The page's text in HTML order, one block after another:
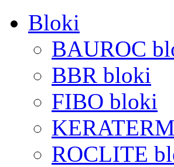
Bloki
BAUROC
BBR bloki
FIBO bloki
ROCLITE